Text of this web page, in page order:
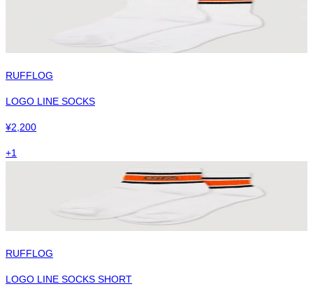
RUFFLOG
LOGO LINE SOCKS
¥2,200
+1
RUFFLOG
LOGO LINE SOCKS SHORT